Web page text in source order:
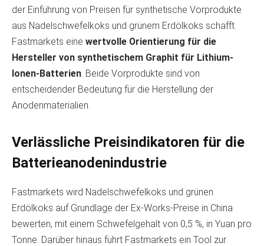
der Einführung von Preisen für synthetische Vorprodukte
aus Nadelschwefelkoks und grünem Erdölkoks schafft
Fastmarkets eine wertvolle Orientierung für die
Hersteller von synthetischem Graphit für Lithium-
Ionen-Batterien . Beide Vorprodukte sind von
entscheidender Bedeutung für die Herstellung der
Anodenmaterialien.
Verlässliche Preisindikatoren für die
Batterieanodenindustrie
Fastmarkets wird Nadelschwefelkoks und grünen
Erdölkoks auf Grundlage der Ex-Works-Preise in China
bewerten, mit einem Schwefelgehalt von 0,5 %, in Yuan pro
Tonne. Darüber hinaus führt Fastmarkets ein Tool zur